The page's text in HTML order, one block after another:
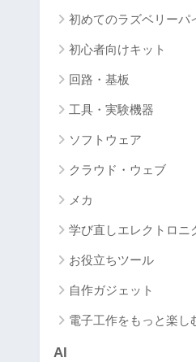
初めてのラズベリーパ
初心者向けキット
回路・基板
工具・実験機器
ソフトウェア
クラウド・ウェブ
メカ
学び直しエレクトロニ
お役立ちツール
自作ガジェット
電子工作をもっと楽し
AI